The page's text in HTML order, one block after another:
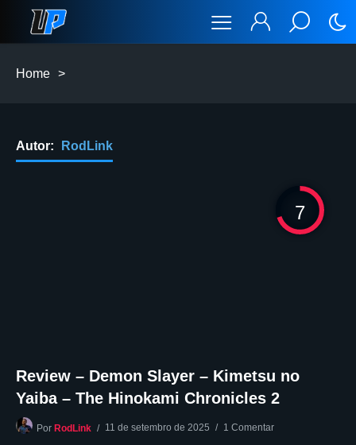
Home >
Autor: RodLink
7
Review – Demon Slayer – Kimetsu no
Yaiba – The Hinokami Chronicles 2
Por RodLink 11 de setembro de 2025 1 Comentar